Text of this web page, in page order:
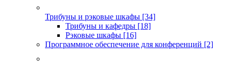
Трибуны и рэковые шкафы [34]
Трибуны и кафедры [18]
Рэковые шкафы [16]
Программное обеспечение для конференций [2]